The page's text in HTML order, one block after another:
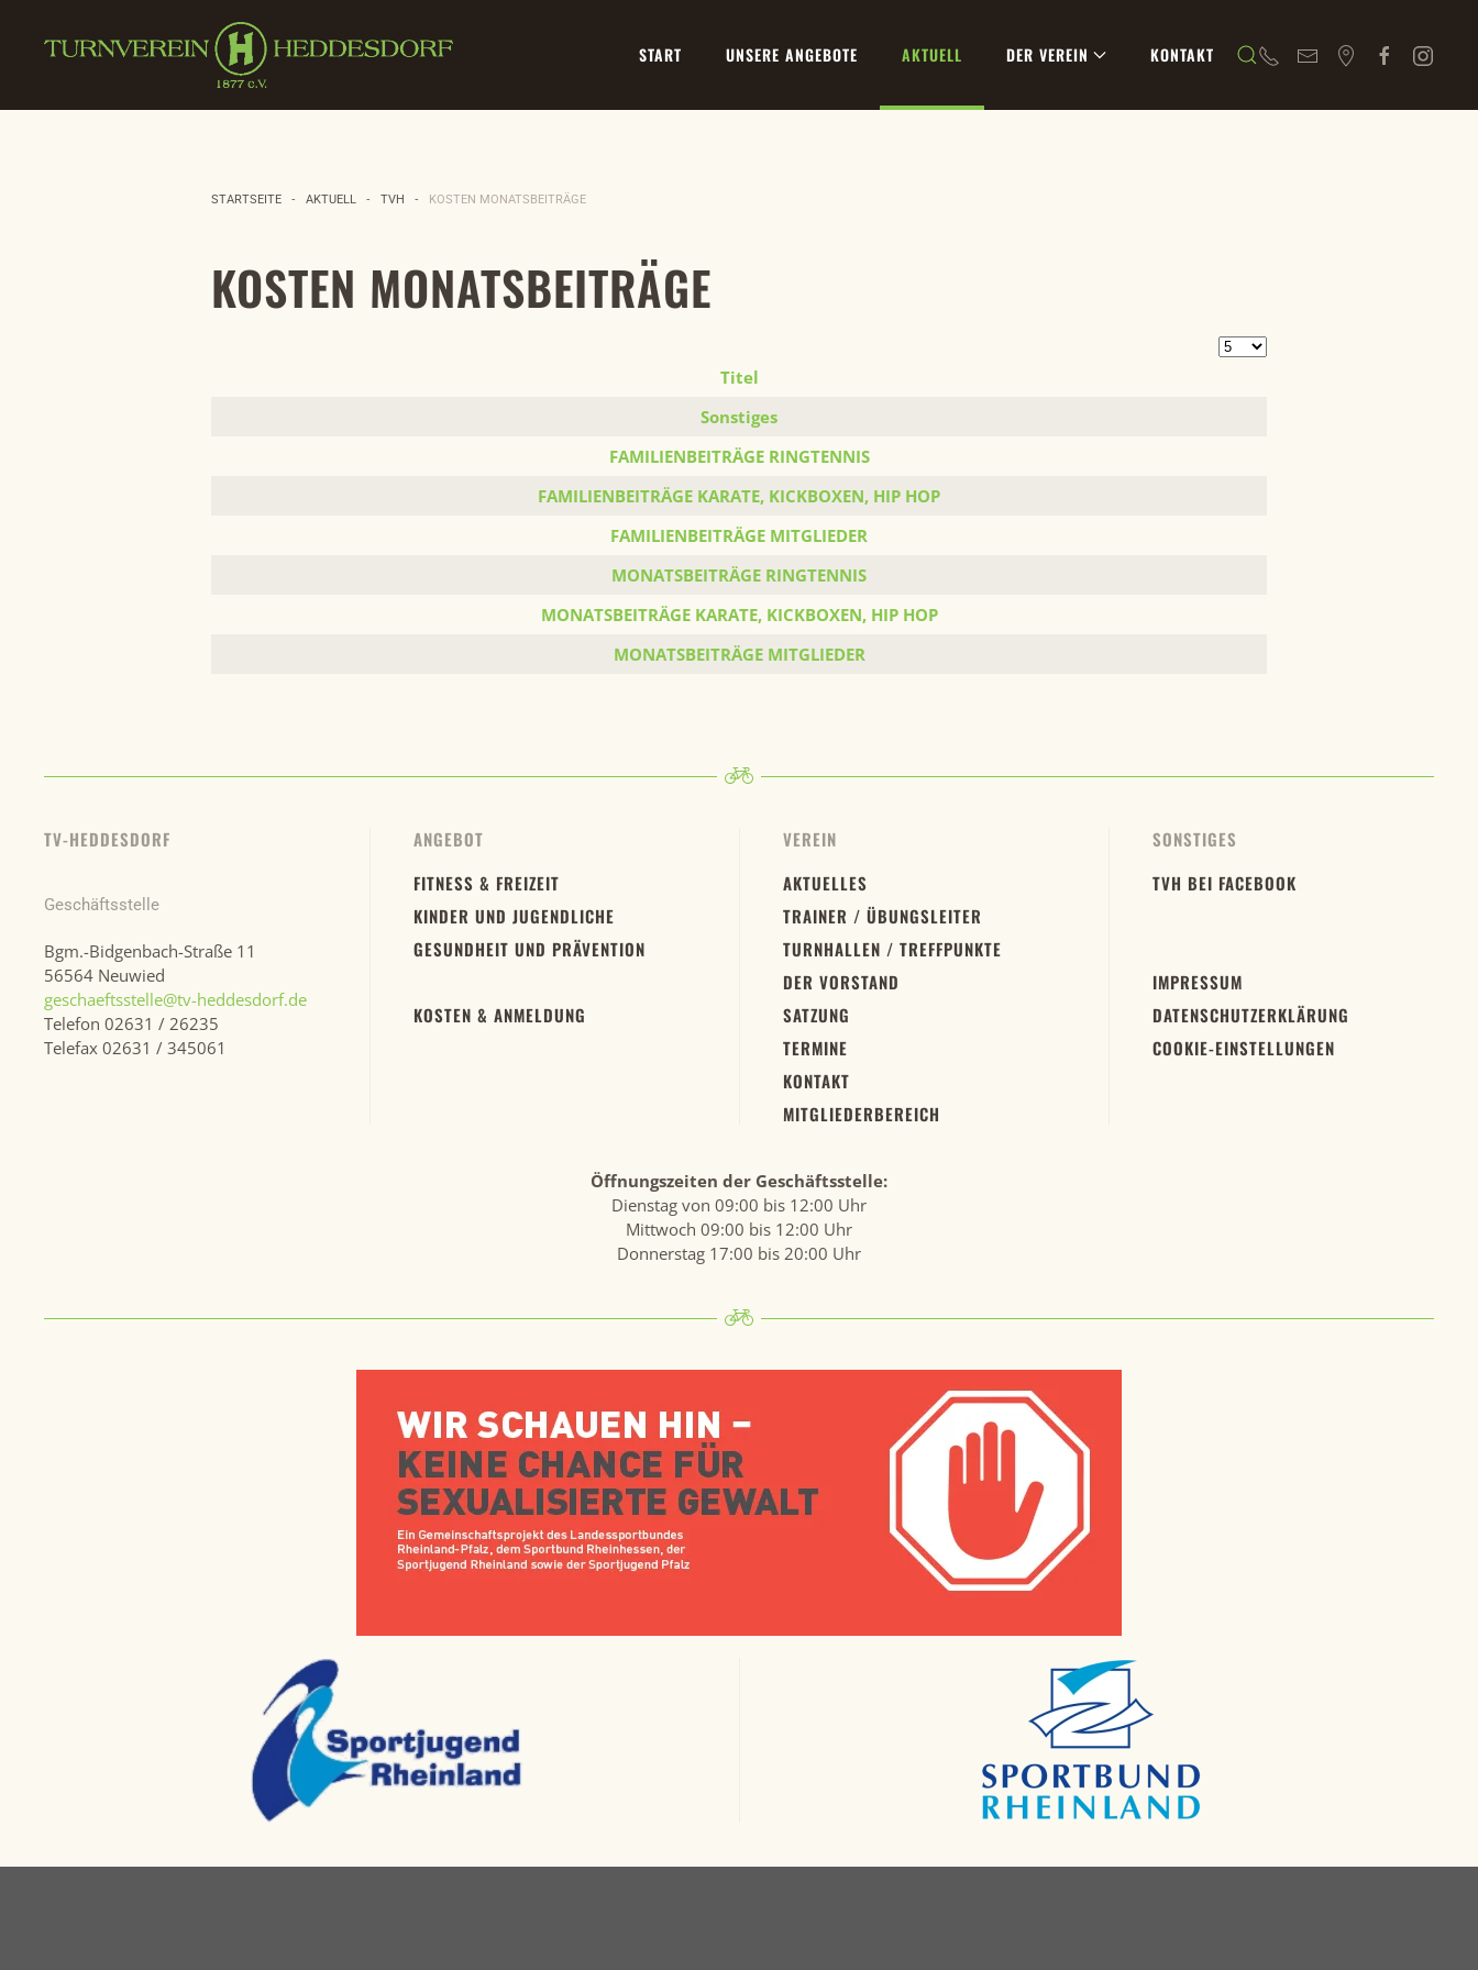
Zum Hauptinhalt springen START UNSERE ANGEBOTE AKTUELL DER VEREIN KONTAKT
STARTSEITE AKTUELL TVH KOSTEN MONATSBEITRÄGE
KOSTEN MONATSBEITRÄGE
Anzeige #
Titel
Sonstiges
FAMILIENBEITRÄGE RINGTENNIS
FAMILIENBEITRÄGE KARATE, KICKBOXEN, HIP HOP
FAMILIENBEITRÄGE MITGLIEDER
MONATSBEITRÄGE RINGTENNIS
MONATSBEITRÄGE KARATE, KICKBOXEN, HIP HOP
MONATSBEITRÄGE MITGLIEDER
TV-HEDDESDORF
Geschäftsstelle
Bgm.-Bidgenbach-Straße 11
56564 Neuwied
geschaeftsstelle@tv-heddesdorf.de
Telefon 02631 / 26235
Telefax 02631 / 345061
ANGEBOT
FITNESS & FREIZEIT
KINDER UND JUGENDLICHE
GESUNDHEIT UND PRÄVENTION
KOSTEN & ANMELDUNG
VEREIN
AKTUELLES
TRAINER / ÜBUNGSLEITER
TURNHALLEN / TREFFPUNKTE
DER VORSTAND
SATZUNG
TERMINE
KONTAKT
MITGLIEDERBEREICH
SONSTIGES
TVH BEI FACEBOOK
IMPRESSUM
DATENSCHUTZERKLÄRUNG
COOKIE-EINSTELLUNGEN
Öffnungszeiten der Geschäftsstelle:
Dienstag von 09:00 bis 12:00 Uhr
Mittwoch 09:00 bis 12:00 Uhr
Donnerstag 17:00 bis 20:00 Uhr